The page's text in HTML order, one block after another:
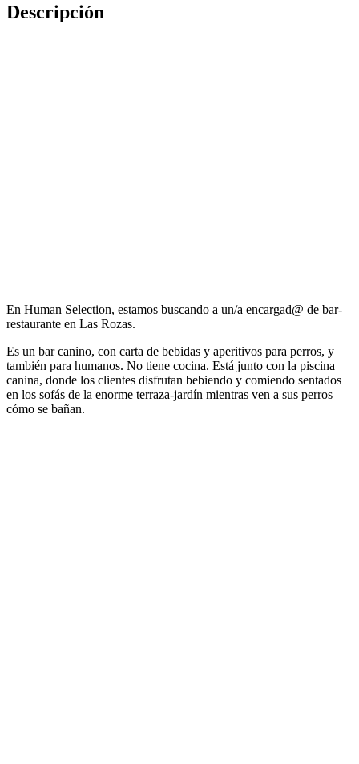
Descripción
En Human Selection, estamos buscando a un/a encargad@ de bar-
restaurante en Las Rozas.
Es un bar canino, con carta de bebidas y aperitivos para perros, y
también para humanos. No tiene cocina. Está junto con la piscina
canina, donde los clientes disfrutan bebiendo y comiendo sentados
en los sofás de la enorme terraza-jardín mientras ven a sus perros
cómo se bañan.